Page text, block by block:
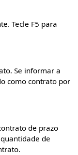
Tecle F5 para
Se informar a
como contrato por
de prazo
de